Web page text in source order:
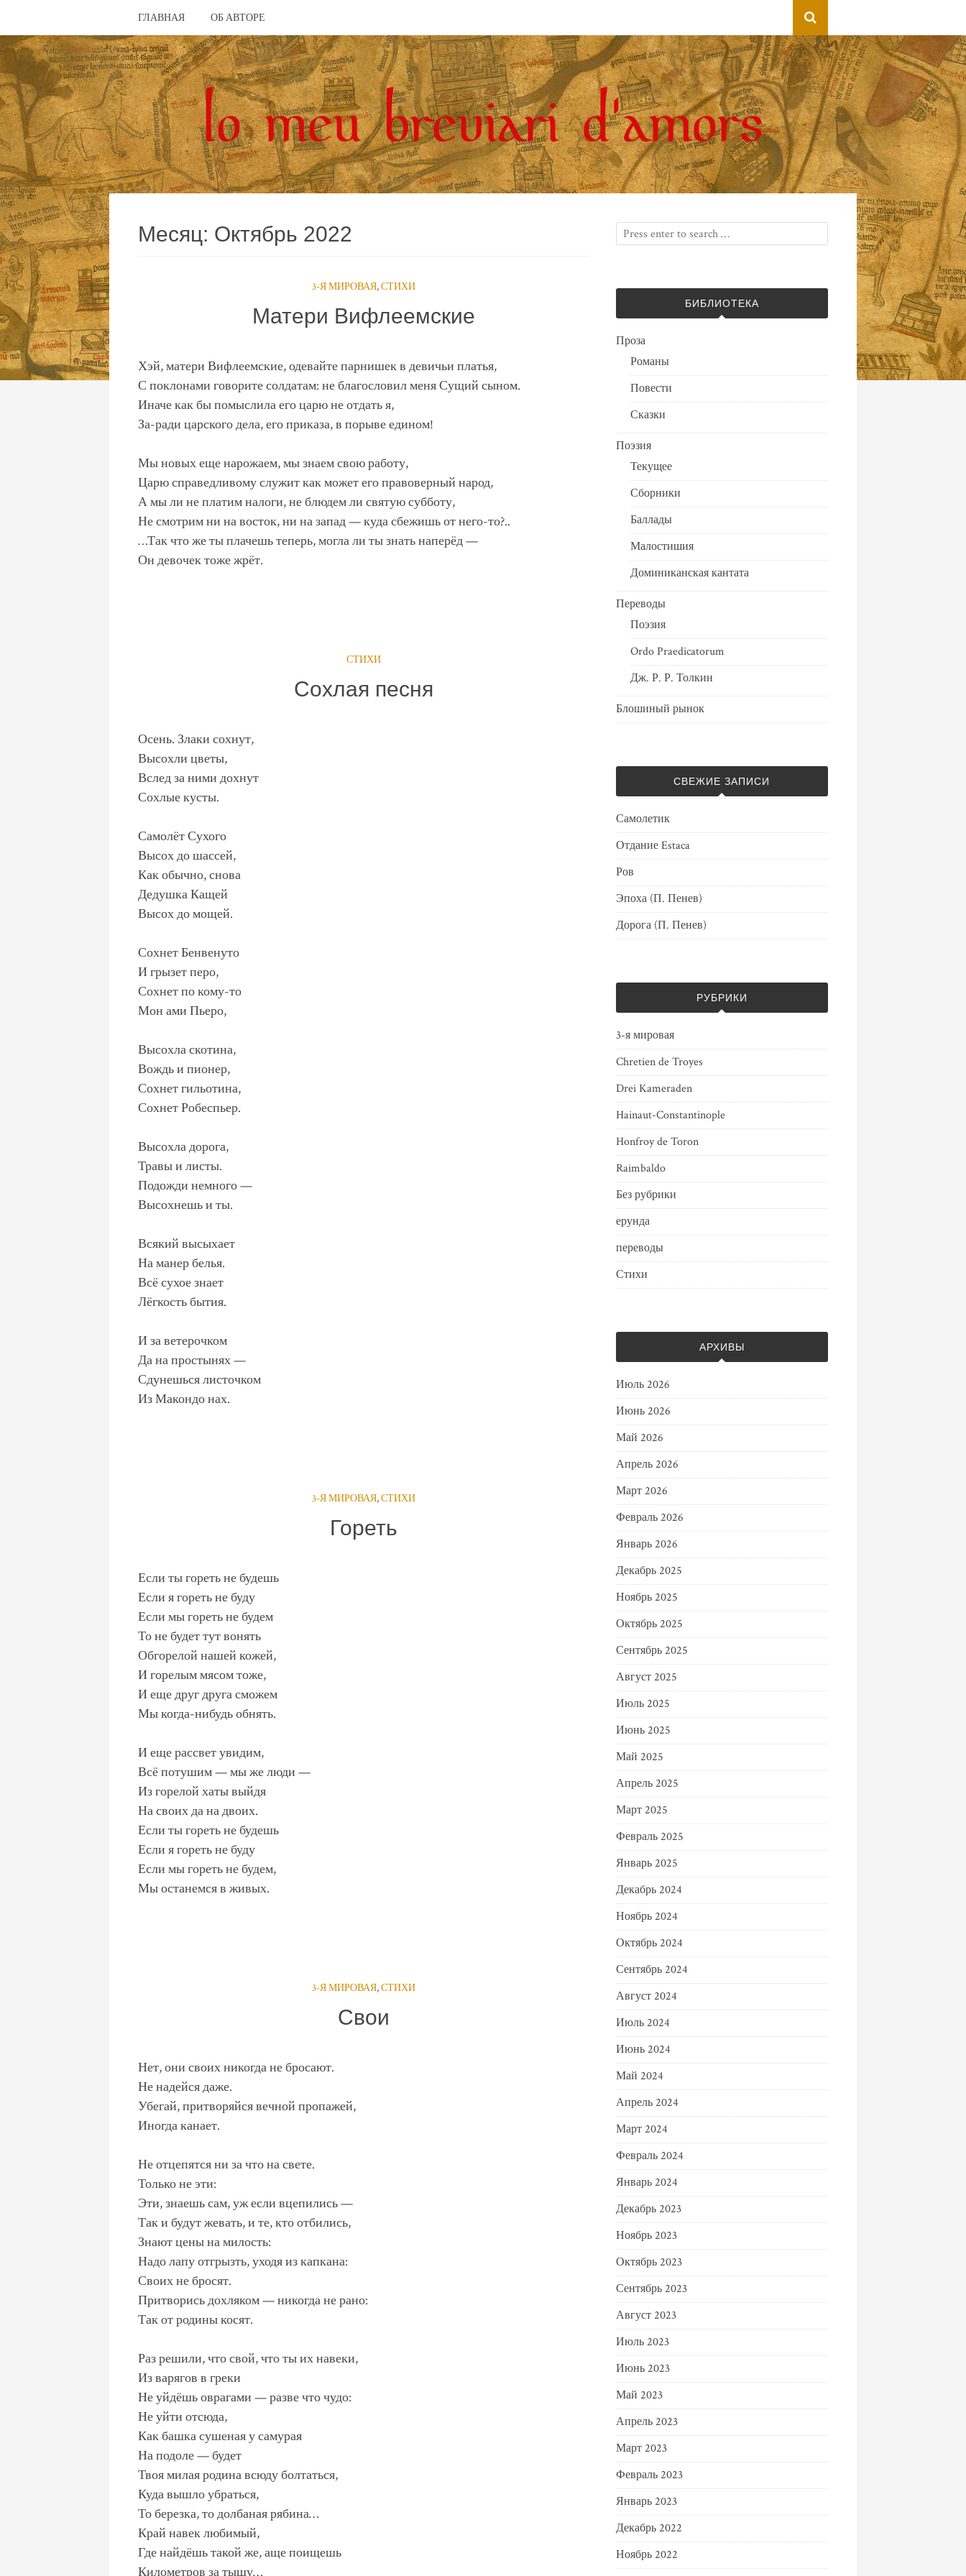
ГЛАВНАЯ ОБ АВТОРЕ
Месяц: Октябрь 2022
3-Я МИРОВАЯ,СТИХИ
Матери Вифлеемские
Хэй, матери Вифлеемские, одевайте парнишек в девичьи платья,
С поклонами говорите солдатам: не благословил меня Сущий сыном.
Иначе как бы помыслила его царю не отдать я,
За-ради царского дела, его приказа, в порыве едином!
Мы новых еще нарожаем, мы знаем свою работу,
Царю справедливому служит как может его правоверный народ,
А мы ли не платим налоги, не блюдем ли святую субботу,
Не смотрим ни на восток, ни на запад — куда сбежишь от него-то?..
…Так что же ты плачешь теперь, могла ли ты знать наперёд —
Он девочек тоже жрёт.
СТИХИ
Сохлая песня
Осень. Злаки сохнут,
Высохли цветы,
Вслед за ними дохнут
Сохлые кусты.
Самолёт Сухого
Высох до шассей,
Как обычно, снова
Дедушка Кащей
Высох до мощей.
Сохнет Бенвенуто
И грызет перо,
Сохнет по кому-то
Мон ами Пьеро,
Высохла скотина,
Вождь и пионер,
Сохнет гильотина,
Сохнет Робеспьер.
Высохла дорога,
Травы и листы.
Подожди немного —
Высохнешь и ты.
Всякий высыхает
На манер белья.
Всё сухое знает
Лёгкость бытия.
И за ветерочком
Да на простынях —
Сдунешься листочком
Из Макондо нах.
3-Я МИРОВАЯ,СТИХИ
Гореть
Если ты гореть не будешь
Если я гореть не буду
Если мы гореть не будем
То не будет тут вонять
Обгорелой нашей кожей,
И горелым мясом тоже,
И еще друг друга сможем
Мы когда-нибудь обнять.
И еще рассвет увидим,
Всё потушим — мы же люди —
Из горелой хаты выйдя
На своих да на двоих.
Если ты гореть не будешь
Если я гореть не буду
Если мы гореть не будем,
Мы останемся в живых.
3-Я МИРОВАЯ,СТИХИ
Свои
Нет, они своих никогда не бросают.
Не надейся даже.
Убегай, притворяйся вечной пропажей,
Иногда канает.
Не отцепятся ни за что на свете.
Только не эти:
Эти, знаешь сам, уж если вцепились —
Так и будут жевать, и те, кто отбились,
Знают цены на милость:
Надо лапу отгрызть, уходя из капкана:
Своих не бросят.
Притворись дохляком — никогда не рано:
Так от родины косят.
Раз решили, что свой, что ты их навеки,
Из варягов в греки
Не уйдёшь оврагами — разве что чудо:
Не уйти отсюда,
Как башка сушеная у самурая
На подоле — будет
Твоя милая родина всюду болтаться,
Куда вышло убраться,
То березка, то долбаная рябина…
Край навек любимый,
Где найдёшь такой же, аще поищешь
Километров за тыщу…
БИБЛИОТЕКА
Проза
Романы
Повести
Сказки
Поэзия
Текущее
Сборники
Баллады
Малостишия
Доминиканская кантата
Переводы
Поэзия
Ordo Praedicatorum
Дж. Р. Р. Толкин
Блошиный рынок
СВЕЖИЕ ЗАПИСИ
Самолетик
Отдание Estaca
Ров
Эпоха (П. Пенев)
Дорога (П. Пенев)
РУБРИКИ
3-я мировая
Chretien de Troyes
Drei Kameraden
Hainaut-Constantinople
Honfroy de Toron
Raimbaldo
Без рубрики
ерунда
переводы
Стихи
АРХИВЫ
Июль 2026
Июнь 2026
Май 2026
Апрель 2026
Март 2026
Февраль 2026
Январь 2026
Декабрь 2025
Ноябрь 2025
Октябрь 2025
Сентябрь 2025
Август 2025
Июль 2025
Июнь 2025
Май 2025
Апрель 2025
Март 2025
Февраль 2025
Январь 2025
Декабрь 2024
Ноябрь 2024
Октябрь 2024
Сентябрь 2024
Август 2024
Июль 2024
Июнь 2024
Май 2024
Апрель 2024
Март 2024
Февраль 2024
Январь 2024
Декабрь 2023
Ноябрь 2023
Октябрь 2023
Сентябрь 2023
Август 2023
Июль 2023
Июнь 2023
Май 2023
Апрель 2023
Март 2023
Февраль 2023
Январь 2023
Декабрь 2022
Ноябрь 2022